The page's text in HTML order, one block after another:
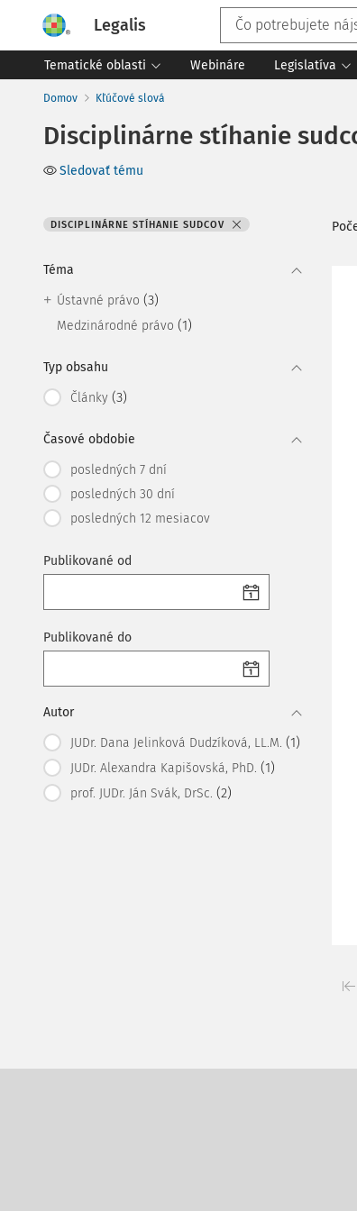
Legalis
Tematické oblasti Webináre Legislatíva
Domov Kľúčové slová
Disciplinárne stíhanie
Sledovať tému
DISCIPLINÁRNE STÍHANIE SUDCOV
Téma
Ústavné právo (3)
Medzinárodné právo (1)
Typ obsahu
Články (3)
Časové obdobie
posledných 7 dní
posledných 30 dní
posledných 12 mesiacov
Publikované od
Publikované do
Autor
JUDr. Dana Jelinková Dudzíková, LL.M. (1)
JUDr. Alexandra Kapišovská, PhD. (1)
prof. JUDr. Ján Svák, DrSc. (2)